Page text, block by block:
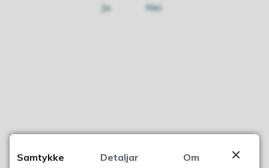
Ja Nei
Samtykke Detaljar Om